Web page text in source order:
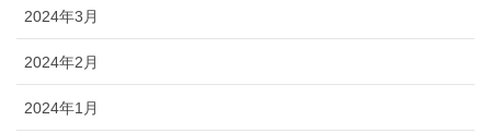
2024年3月
2024年2月
2024年1月